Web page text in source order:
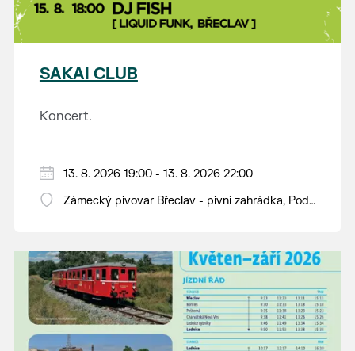
SAKAI CLUB
Koncert.
13. 8. 2026 19:00 - 13. 8. 2026 22:00
Zámecký pivovar Břeclav - pivní zahrádka, Pod